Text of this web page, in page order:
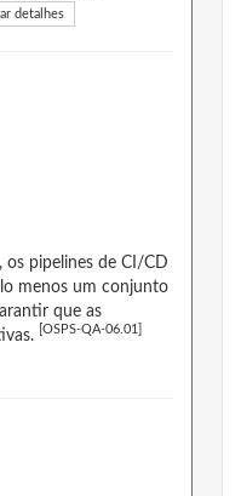
detalhes
pipelines de CI/CD
menos um conjunto
que as
[OSPS-QA-06.01]